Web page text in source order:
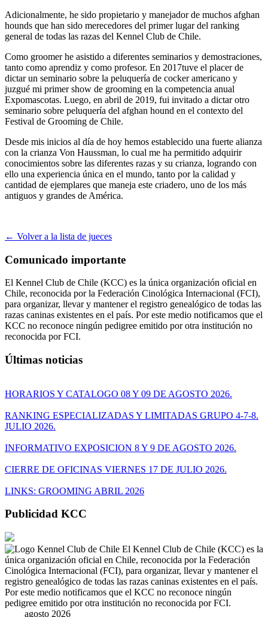
Adicionalmente, he sido propietario y manejador de muchos afghan
hounds que han sido merecedores del primer lugar del ranking
general de todas las razas del Kennel Club de Chile.
Como groomer he asistido a diferentes seminarios y demostraciones,
tanto como aprendiz y como profesor. En 2017tuve el placer de
dictar un seminario sobre la peluquería de cocker americano y
juzgué mi primer show de grooming en la competencia anual
Expomascotas. Luego, en abril de 2019, fui invitado a dictar otro
seminario sobre peluquería del afghan hound en el contexto del
Festival de Grooming de Chile.
Desde mis inicios al día de hoy hemos establecido una fuerte alianza
con la crianza Von Haussman, lo cual me ha permitido adquirir
conocimientos sobre las diferentes razas y su crianza, logrando con
ello una experiencia única en el mundo, tanto por la calidad y
cantidad de ejemplares que maneja este criadero, uno de los más
antiguos y grandes de América.
← Volver a la lista de jueces
Comunicado importante
El Kennel Club de Chile (KCC) es la única organización oficial en
Chile, reconocida por la Federación Cinológica Internacional (FCI),
para organizar, llevar y mantener el registro genealógico de todas las
razas caninas existentes en el país. Por este medio notificamos que el
KCC no reconoce ningún pedigree emitido por otra institución no
reconocida por FCI.
Últimas noticias
HORARIOS Y CATALOGO 08 Y 09 DE AGOSTO 2026.
RANKING ESPECIALIZADAS Y LIMITADAS GRUPO 4-7-8.
JULIO 2026.
INFORMATIVO EXPOSICION 8 Y 9 DE AGOSTO 2026.
CIERRE DE OFICINAS VIERNES 17 DE JULIO 2026.
LINKS: GROOMING ABRIL 2026
Publicidad KCC
El Kennel Club de Chile (KCC) es la
única organización oficial en Chile, reconocida por la Federación
Cinológica Internacional (FCI), para organizar, llevar y mantener el
registro genealógico de todas las razas caninas existentes en el país.
Por este medio notificamos que el KCC no reconoce ningún
pedigree emitido por otra institución no reconocida por FCI.
agosto 2026